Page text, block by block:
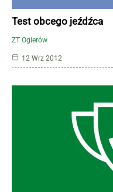
ZT Ogierów
Test obcego jeźdźca
12 Wrz 2012